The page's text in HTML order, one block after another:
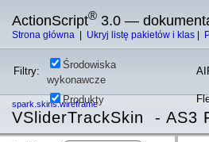
ActionScript® 3.0 —
Strona główna Ukryj listę pakietów i klas
Filtry:
Środowiska
wykonawcze
Produkty
spark.skins.wireframe
VSliderTrackSkin - AS3